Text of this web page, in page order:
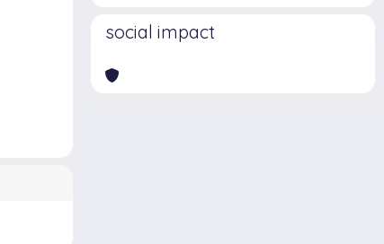
social impact